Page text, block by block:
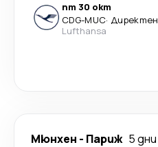
пт 30 окт
CDG-MUC· Директен
Lufthansa
Мюнхен - Париж 5 дни